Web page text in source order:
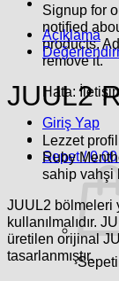
Signup for
notified
products.
remove it.
Hata:
Giriş Yap
Sepet /
Açıklama
JUUL2
Lezzet
Ruby
sahip vahşi
JUUL2 bölmeleri
kullanılmalıdır.
üretilen orijinal
tasarlanmıştır.